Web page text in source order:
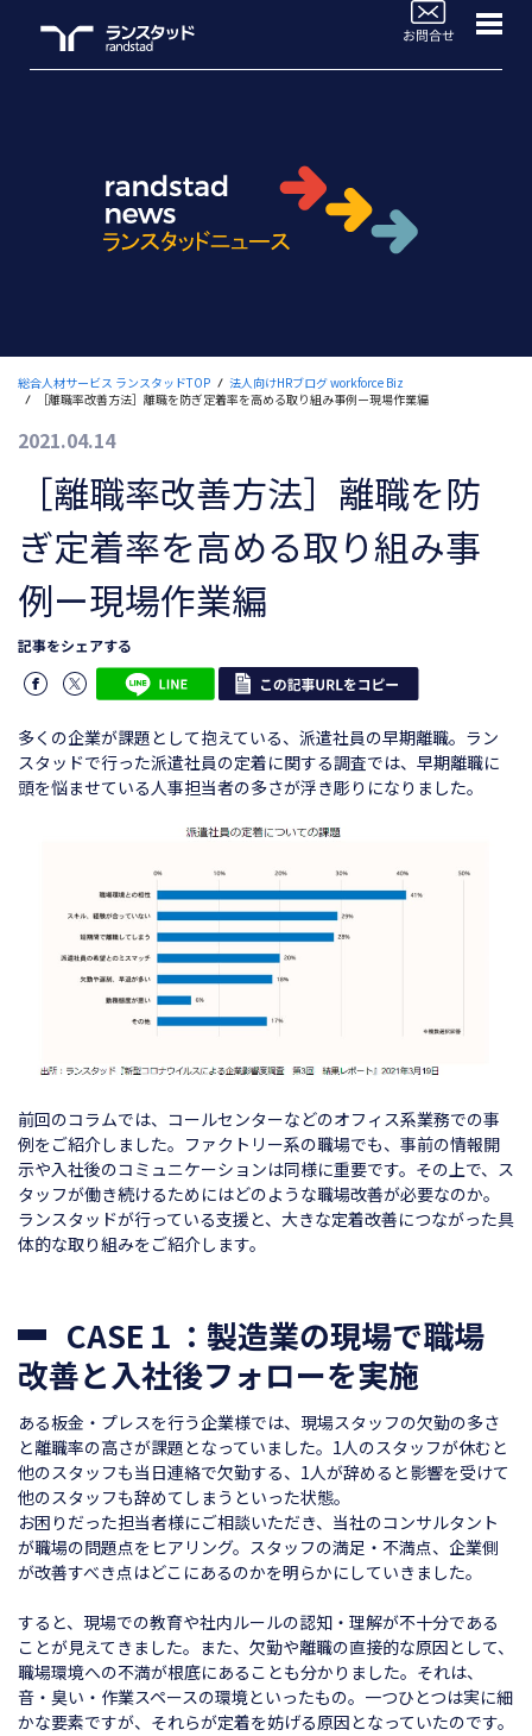
総合人材サービス ランスタッドTOP
法人向けHRブログ workforce Biz
［離職率改善方法］離職を防ぎ定着率を高める取り組み事例ー現場作業編
2021.04.14
［離職率改善方法］離職を防
ぎ定着率を高める取り組み事
例ー現場作業編
記事をシェアする
多くの企業が課題として抱えている、派遣社員の早期離職。ラン
スタッドで行った派遣社員の定着に関する調査では、早期離職に
頭を悩ませている人事担当者の多さが浮き彫りになりました。
前回のコラムでは、コールセンターなどのオフィス系業務での事
例をご紹介しました。ファクトリー系の職場でも、事前の情報開
示や入社後のコミュニケーションは同様に重要です。その上で、ス
タッフが働き続けるためにはどのような職場改善が必要なのか。
ランスタッドが行っている支援と、大きな定着改善につながった具
体的な取り組みをご紹介します。
CASE１：製造業の現場で職場
改善と入社後フォローを実施
ある板金・プレスを行う企業様では、現場スタッフの欠勤の多さ
と離職率の高さが課題となっていました。1人のスタッフが休むと
他のスタッフも当日連絡で欠勤する、1人が辞めると影響を受けて
他のスタッフも辞めてしまうといった状態。
お困りだった担当者様にご相談いただき、当社のコンサルタント
が職場の問題点をヒアリング。スタッフの満足・不満点、企業側
が改善すべき点はどこにあるのかを明らかにしていきました。
すると、現場での教育や社内ルールの認知・理解が不十分である
ことが見えてきました。また、欠勤や離職の直接的な原因として、
職場環境への不満が根底にあることも分かりました。それは、
音・臭い・作業スペースの環境といったもの。一つひとつは実に細
かな要素ですが、それらが定着を妨げる原因となっていたのです。
WorkforceBiz
活用事例
お役立ち情報
人材のご依頼ご相談